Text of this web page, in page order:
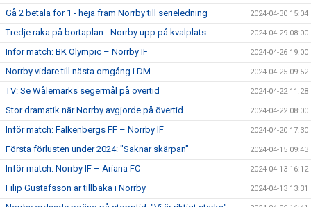
Gå 2 betala för 1 - heja fram Norrby till serieledning 2024-04-30 15:04
Tredje raka på bortaplan - Norrby upp på kvalplats 2024-04-29 08:00
Inför match: BK Olympic – Norrby IF 2024-04-26 19:00
Norrby vidare till nästa omgång i DM 2024-04-25 09:52
TV: Se Wålemarks segermål på övertid 2024-04-22 11:28
Stor dramatik när Norrby avgjorde på övertid 2024-04-22 08:00
Inför match: Falkenbergs FF – Norrby IF 2024-04-20 17:30
Första förlusten under 2024: "Saknar skärpan" 2024-04-15 09:43
Inför match: Norrby IF – Ariana FC 2024-04-13 16:12
Filip Gustafsson är tillbaka i Norrby 2024-04-13 13:31